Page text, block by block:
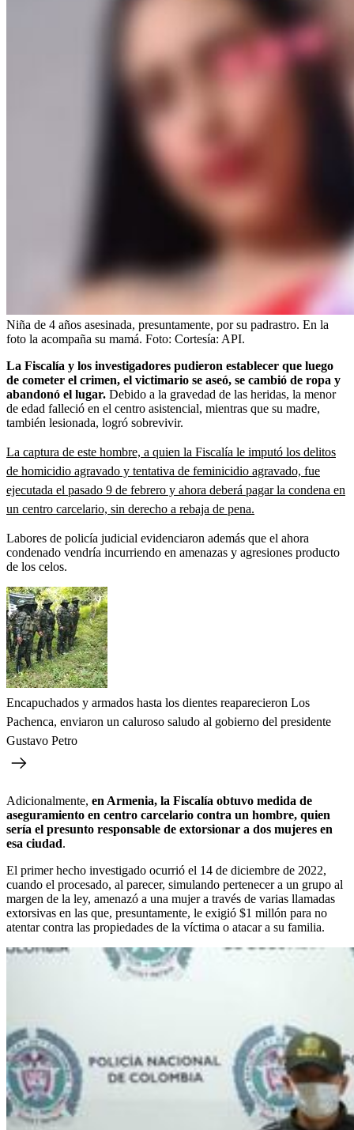
Niña de 4 años asesinada, presuntamente, por su padrastro. En la
foto la acompaña su mamá. Foto: Cortesía: API.
La Fiscalía y los investigadores pudieron establecer que luego
de cometer el crimen, el victimario se aseó, se cambió de ropa y
abandonó el lugar. Debido a la gravedad de las heridas, la menor
de edad falleció en el centro asistencial, mientras que su madre,
también lesionada, logró sobrevivir.
La captura de este hombre, a quien la Fiscalía le imputó los delitos
de homicidio agravado y tentativa de feminicidio agravado, fue
ejecutada el pasado 9 de febrero y ahora deberá pagar la condena en
un centro carcelario, sin derecho a rebaja de pena.
Labores de policía judicial evidenciaron además que el ahora
condenado vendría incurriendo en amenazas y agresiones producto
de los celos.
Encapuchados y armados hasta los dientes reaparecieron Los
Pachenca, enviaron un caluroso saludo al gobierno del presidente
Gustavo Petro
Adicionalmente, en Armenia, la Fiscalía obtuvo medida de
aseguramiento en centro carcelario contra un hombre, quien
sería el presunto responsable de extorsionar a dos mujeres en
esa ciudad.
El primer hecho investigado ocurrió el 14 de diciembre de 2022,
cuando el procesado, al parecer, simulando pertenecer a un grupo al
margen de la ley, amenazó a una mujer a través de varias llamadas
extorsivas en las que, presuntamente, le exigió $1 millón para no
atentar contra las propiedades de la víctima o atacar a su familia.